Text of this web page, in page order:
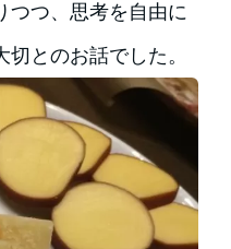
つつ、思考を自由に
とのお話でした。